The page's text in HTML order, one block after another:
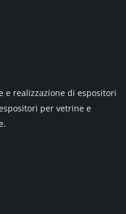
e realizzazione di espositori
per vetrine e